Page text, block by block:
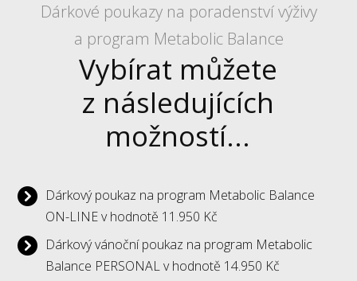
Dárkové poukazy na poradenství výživy
a program Metabolic Balance
Vybírat můžete
z následujících
možností...
Dárkový poukaz na program Metabolic Balance
ON-LINE v hodnotě 11.950 Kč
Dárkový vánoční poukaz na program Metabolic
Balance PERSONAL v hodnotě 14.950 Kč